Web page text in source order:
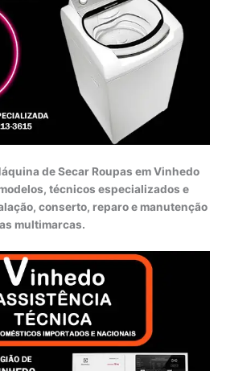
de Secar Roupas em Vinhedo
técnicos especializados e
conserto, reparo e manutenção
multimarcas.